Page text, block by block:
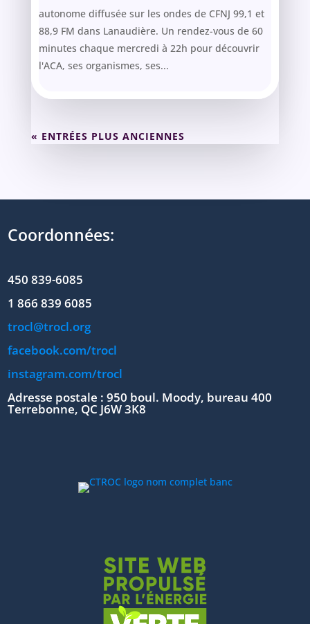
autonome diffusée sur les ondes de CFNJ 99,1 et
88,9 FM dans Lanaudière. Un rendez-vous de 60
minutes chaque mercredi à 22h pour découvrir
l'ACA, ses organismes, ses...
« ENTRÉES PLUS ANCIENNES
Coordonnées:
450 839-6085
1 866 839 6085
trocl@trocl.org
facebook.com/trocl
instagram.com/trocl
Adresse postale : 950 boul. Moody, bureau 400
Terrebonne, QC J6W 3K8